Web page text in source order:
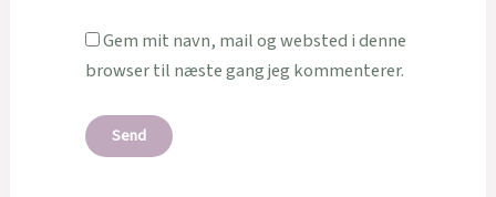
Gem mit navn, mail og websted i denne
browser til næste gang jeg kommenterer.